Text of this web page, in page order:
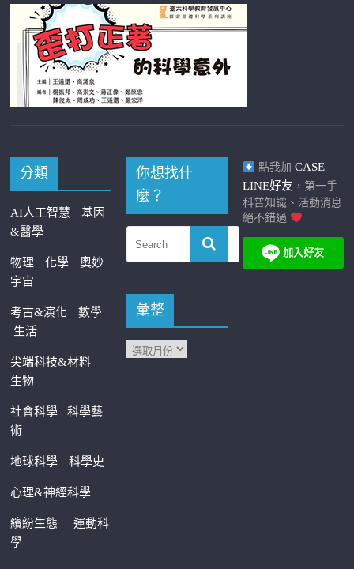
分類
AI人工智慧
基因
&醫學
物理 化學
奧妙
宇宙
考古&演化
數學
生活
尖端科技&材料
生物
社會科學科學藝
術
地球科學 科學史
心理&神經科學
繽紛生態運動科
學
你想找什
麼？
彙整
點我加 CASE
LINE好友 ，第一手
科普知識、活動消息
絕不錯過